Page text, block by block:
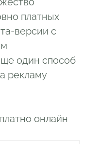
платных
версии с
один способ
рекламу
онлайн